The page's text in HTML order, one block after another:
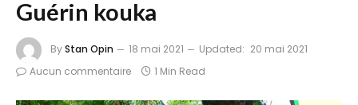
Guérin kouka
ByStan Opin 18 mai 2021 Updated: 20 mai 2021
Aucun commentaire
1 Min Read